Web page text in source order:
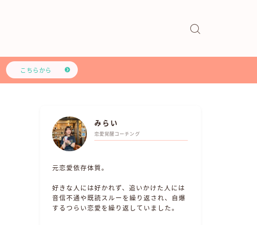
こちらから
みらい
恋愛覚醒コーチング
元恋愛依存体質。
好きな人には好かれず、追いかけた人には
音信不通や既読スルーを繰り返され、自爆
するつらい恋愛を繰り返していました。